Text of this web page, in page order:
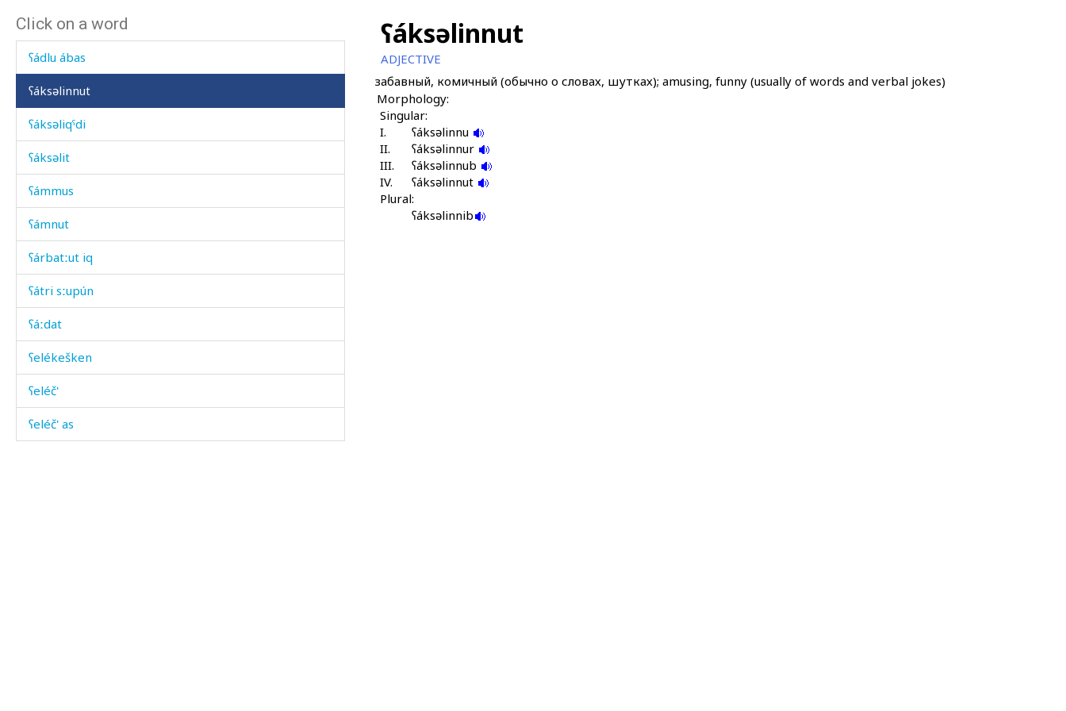
Click on a word
ʕádlu
ʕádlu ábas
ʕáksəlinnut
ʕáksəliqˤdi
ʕáksəlit
ʕámmus
ʕámnut
ʕárbatːut iq
ʕátri sːupún
ʕáːdat
ʕelékešken
ʕeléč'
ʕeléč' as
ʕáksəlinnut
ADJECTIVE
забавный, комичный (обычно о словах, шутках); amusing, funny (usually of words and verbal jokes)
Morphology:
Singular:
I.
ʕáksəlinnu
II.
ʕáksəlinnur
III.
ʕáksəlinnub
IV.
ʕáksəlinnut
Plural:
ʕáksəlinnib